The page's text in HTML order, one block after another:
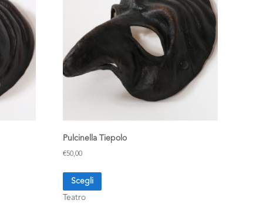
Pulcinella Tiepolo
€50,00
Scegli
Teatro